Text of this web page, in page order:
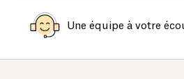
Une équipe à votre